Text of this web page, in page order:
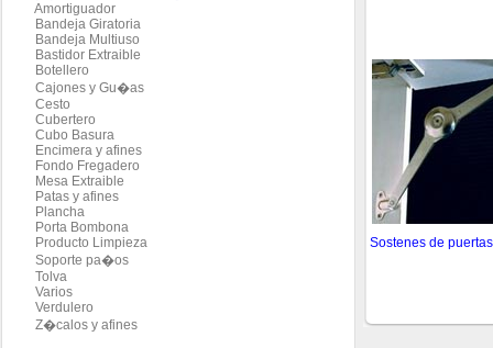
Amortiguador
Bandeja Giratoria
Bandeja Multiuso
Bastidor Extraible
Botellero
Cajones y Gu�as
Cesto
Cubertero
Cubo Basura
Encimera y afines
Fondo Fregadero
Mesa Extraible
Patas y afines
Plancha
Porta Bombona
Producto Limpieza
Soporte pa�os
Tolva
Varios
Verdulero
Z�calos y afines
Sostenes de puertas